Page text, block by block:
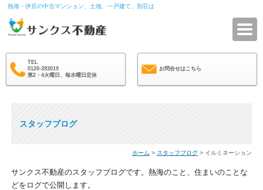
熱海・伊豆の中古マンション、土地、一戸建て、別荘は
TEL
0120-393019
第2・4火曜日、毎水曜日定休
お問合せはこちら
スタッフブログ
ホーム > スタッフブログ > イルミネーション
サンクス不動産のスタッフブログです。熱海のこと、住まいのことな
どをログで公開します。